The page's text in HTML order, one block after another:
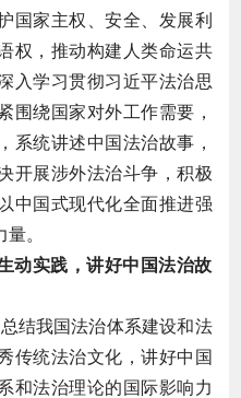
国家主权、安全、发展利
权，推动构建人类命运共
入学习贯彻习近平法治思
围绕国家对外工作需要，
系统讲述中国法治故事，
开展涉外法治斗争，积极
中国式现代化全面推进强
。
动实践，讲好中国法治故
结我国法治体系建设和法
传统法治文化，讲好中国
和法治理论的国际影响力